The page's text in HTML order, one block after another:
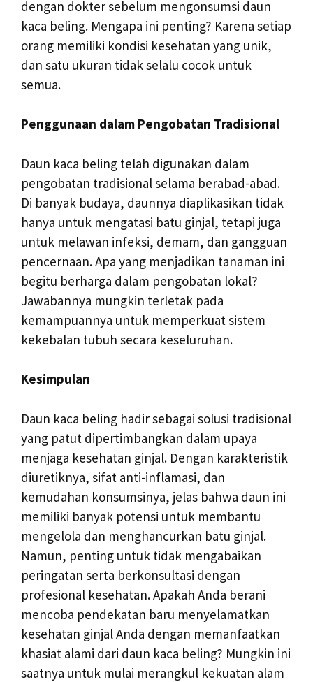
dengan dokter sebelum mengonsumsi daun
kaca beling. Mengapa ini penting? Karena setiap
orang memiliki kondisi kesehatan yang unik,
dan satu ukuran tidak selalu cocok untuk
semua.
Penggunaan dalam Pengobatan Tradisional
Daun kaca beling telah digunakan dalam
pengobatan tradisional selama berabad-abad.
Di banyak budaya, daunnya diaplikasikan tidak
hanya untuk mengatasi batu ginjal, tetapi juga
untuk melawan infeksi, demam, dan gangguan
pencernaan. Apa yang menjadikan tanaman ini
begitu berharga dalam pengobatan lokal?
Jawabannya mungkin terletak pada
kemampuannya untuk memperkuat sistem
kekebalan tubuh secara keseluruhan.
Kesimpulan
Daun kaca beling hadir sebagai solusi tradisional
yang patut dipertimbangkan dalam upaya
menjaga kesehatan ginjal. Dengan karakteristik
diuretiknya, sifat anti-inflamasi, dan
kemudahan konsumsinya, jelas bahwa daun ini
memiliki banyak potensi untuk membantu
mengelola dan menghancurkan batu ginjal.
Namun, penting untuk tidak mengabaikan
peringatan serta berkonsultasi dengan
profesional kesehatan. Apakah Anda berani
mencoba pendekatan baru menyelamatkan
kesehatan ginjal Anda dengan memanfaatkan
khasiat alami dari daun kaca beling? Mungkin ini
saatnya untuk mulai merangkul kekuatan alam